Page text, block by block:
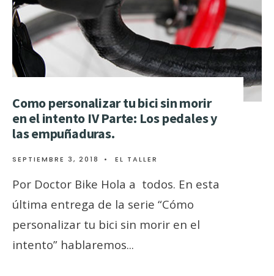
Como personalizar tu bici sin morir
en el intento IV Parte: Los pedales y
las empuñaduras.
SEPTIEMBRE 3, 2018 • EL TALLER
Por Doctor Bike Hola a todos. En esta
última entrega de la serie “Cómo
personalizar tu bici sin morir en el
intento” hablaremos...